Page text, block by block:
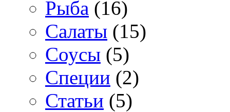
Рыба (16)
Салаты (15)
Соусы (5)
Специи (2)
Статьи (5)